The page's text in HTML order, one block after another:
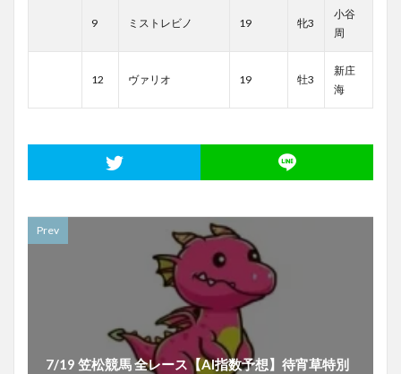
9 ミストレビノ 19 牝3
小谷
周
12 ヴァリオ 19 牡3
新庄
海
Prev
7/19 笠松競馬 全レース【AI指数予想】待宵草特別